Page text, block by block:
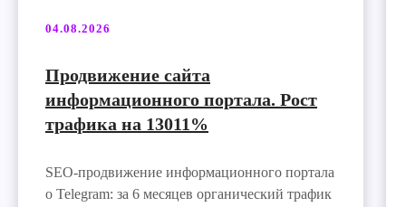
04.08.2026
Продвижение сайта
информационного портала. Рост
трафика на 13011%
SEO-продвижение информационного портала
о Telegram: за 6 месяцев органический трафик